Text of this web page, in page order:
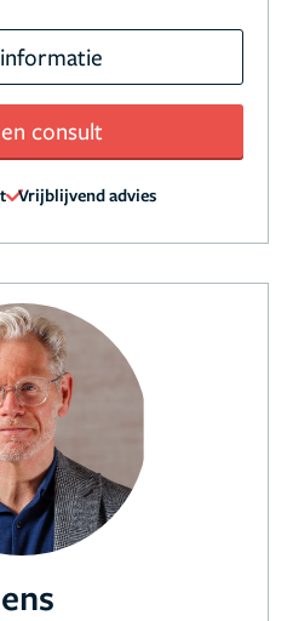
consult
Vrijblijvend advies